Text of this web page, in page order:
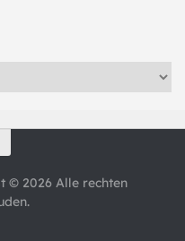
© 2026 Alle rechten